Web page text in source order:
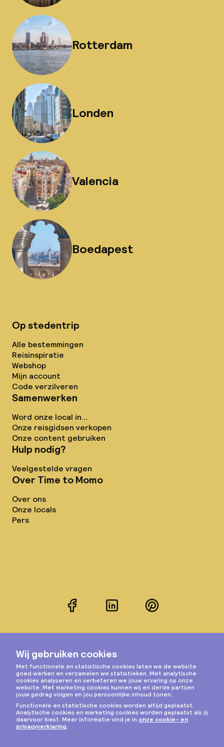
Rotterdam
Londen
Valencia
Boedapest
Op stedentrip
Alle bestemmingen
Reisinspiratie
Webshop
Mijn account
Code verzilveren
Samenwerken
Word onze local in...
Onze reisgidsen verkopen
Onze content gebruiken
Hulp nodig?
Veelgestelde vragen
Over Time to Momo
Over ons
Onze locals
Pers
FacebookLinkedInPinterest
Instagram